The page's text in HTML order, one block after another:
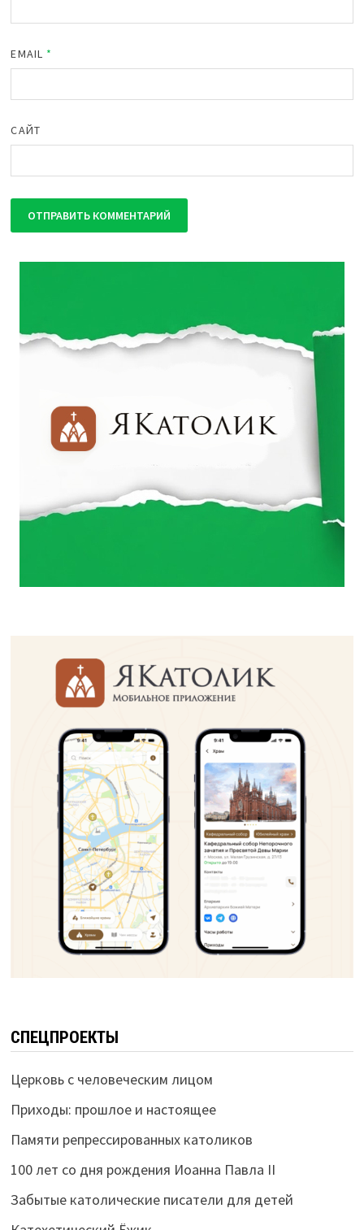
EMAIL *
САЙТ
СПЕЦПРОЕКТЫ
Церковь с человеческим лицом
Приходы: прошлое и настоящее
Памяти репрессированных католиков
100 лет со дня рождения Иоанна Павла II
Забытые католические писатели для детей